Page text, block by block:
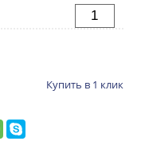
Купить в 1 клик